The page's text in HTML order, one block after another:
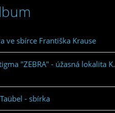
ve sbírce Františka Krause
"ZEBRA" - úžasná lokalita K.
- sbírka